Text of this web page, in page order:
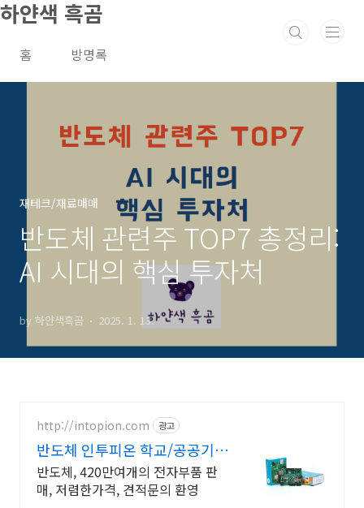
본문 바로가기
하얀색 흑곰
홈 방명록
재테크/재료매매
반도체 관련주 TOP7 총정리:
AI 시대의 핵심 투자처
by 하얀색흑곰 2025. 1. 13.
http://intopion.com 광고
반도체 인투피온 학교/공공기관
후불구매환영
반도체, 420만여개의 전자부품 판
매, 저렴한가격, 견적문의 환영